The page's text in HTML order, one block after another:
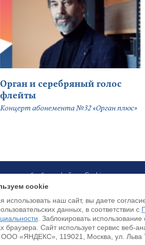
Орган и серебряный голос
флейты
Концерт абонемента №32 «Орган плюс»
на обработку файлов Cookies и
.
Luottokortilla maksaminen on
cookie
использовать наш сайт, вы даете
данных, в соответствии с
. Заблокировать
браузера. Cайт использует сервис веб-
«ЯНДЕКС», 119021, Москва, ул. Льва